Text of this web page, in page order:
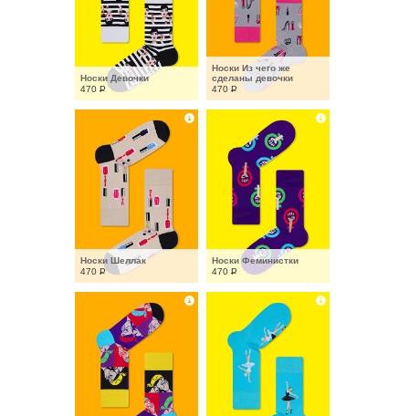
Носки Девочки
470 Р
Носки Из чего же
сделаны девочки
470 Р
Носки Шеллак
470 Р
Носки Феминистки
470 Р